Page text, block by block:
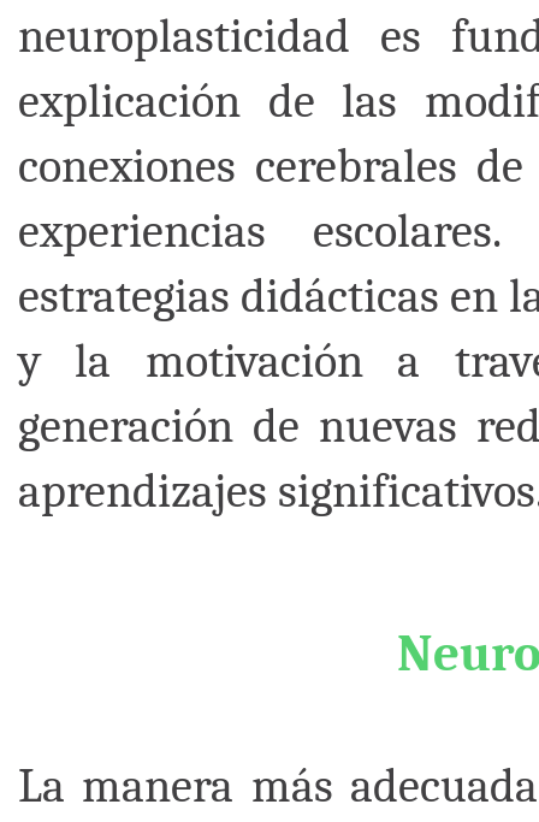
neuroplasticidad es
explicación de las
conexiones cerebrales
experiencias
estrategias didácticas en
y la motivación a
generación de nuevas
aprendizajes
La manera más